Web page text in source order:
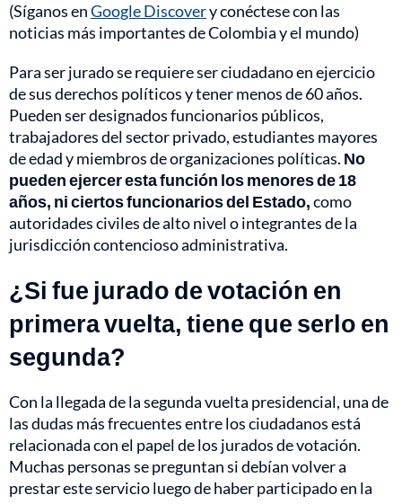
(Síganos enGoogle Discovery conéctese con las
noticias más importantes de Colombia y el mundo)
Para ser jurado se requiere ser ciudadano en ejercicio
de sus derechos políticos y tener menos de 60 años.
Pueden ser designados funcionarios públicos,
trabajadores del sector privado, estudiantes mayores
de edad y miembros de organizaciones políticas. No
pueden ejercer esta función los menores de 18
años, ni ciertos funcionarios del Estado,como
autoridades civiles de alto nivel o integrantes de la
jurisdicción contencioso administrativa.
¿Si fue jurado de votación en
primera vuelta, tiene que serlo en
segunda?
Con la llegada de la segunda vuelta presidencial, una de
las dudas más frecuentes entre los ciudadanos está
relacionada con el papel de los jurados de votación.
Muchas personas se preguntan si debían volver a
prestar este servicio luego de haber participado en la